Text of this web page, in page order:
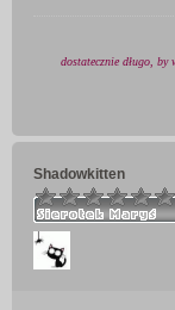
dostatecznie długo, by
Shadowkitten